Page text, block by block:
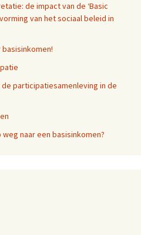
de impact van de ‘Basic
van het sociaal beleid in
basisinkomen!
participatiesamenleving in de
naar een basisinkomen?